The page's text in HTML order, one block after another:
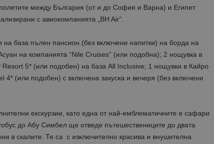
между България (от и до София и Варна) и Египет
с авиокомпанията „BH Air”.
база пълен пансион (без включени напитки) на борда на
на компанията “Nile Cruises” (или подобна); 2 нощувка в
Resort 5* (или подобен) на база All Inclusive; 1 нощувки в Кайро
4* (или подобен) с включена закуска и вечеря (без включени
екскурзии, като една от най-емблематичните е сафари
до Абу Симбел ще отведе пътешествениците до двата
в скалите. Те са с изключително красива и внушителна